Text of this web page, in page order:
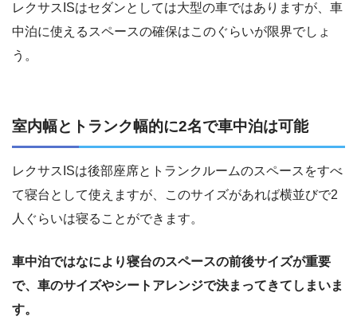
レクサスISはセダンとしては大型の車ではありますが、車
中泊に使えるスペースの確保はこのぐらいが限界でしょ
う。
室内幅とトランク幅的に2名で車中泊は可能
レクサスISは後部座席とトランクルームのスペースをすべ
て寝台として使えますが、このサイズがあれば横並びで2
人ぐらいは寝ることができます。
車中泊ではなにより寝台のスペースの前後サイズが重要
で、車のサイズやシートアレンジで決まってきてしまいま
す。